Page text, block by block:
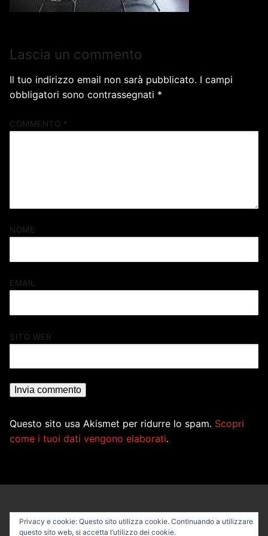
Lascia un commento
Il tuo indirizzo email non sarà pubblicato. I campi
obbligatori sono contrassegnati *
COMMENTO *
NOME
EMAIL
SITO WEB
Questo sito usa Akismet per ridurre lo spam. Scopri
come i tuoi dati vengono elaborati.
Privacy e cookie: Questo sito utilizza cookie. Continuando a utilizzare
questo sito web, si accetta l’utilizzo dei cookie.